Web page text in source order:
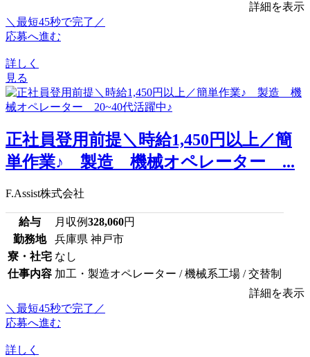
詳細を表示
＼最短45秒で完了／
応募へ進む
詳しく
見る
正社員登用前提＼時給1,450円以上／簡
単作業♪ 製造 機械オペレーター ...
F.Assist株式会社
給与 月収例328,060円
勤務地
兵庫県 神戸市
寮・社宅 なし
仕事内容 加工・製造オペレーター / 機械系工場 / 交替制
詳細を表示
＼最短45秒で完了／
応募へ進む
詳しく